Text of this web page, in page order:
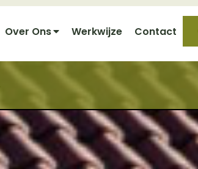
Over Ons Werkwijze Contact